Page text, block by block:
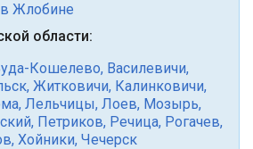
Жлобине
области:
Кошелево, Василевичи,
, Житковичи, Калинковичи,
, Лельчицы, Лоев, Мозырь,
, Петриков, Речица, Рогачев,
, Хойники, Чечерск